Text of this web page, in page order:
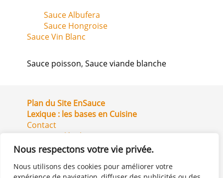
Nous respectons votre vie privée.
Nous utilisons des cookies pour améliorer votre
Sauce Albufera
Sauce Hongroise
Sauce Vin Blanc
Sauce poisson, Sauce viande blanche
Plan du Site EnSauce
Lexique : les bases en Cuisine
Contact
Mentions légales
Site partenaire QuelleCuisson.com